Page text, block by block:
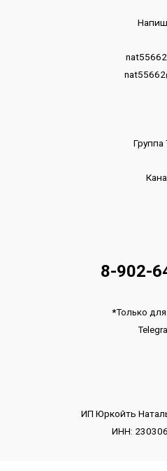
Группа
8-902-
*Только для
ИП Юркойть
ИНН: